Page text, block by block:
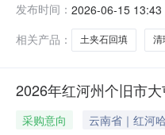
办事处采购项目
沟底
发布时间： 2026-06-15 13:43
相关产品：
土夹石回填 清
2026年红河州个旧市
采购意向 云南省｜红河